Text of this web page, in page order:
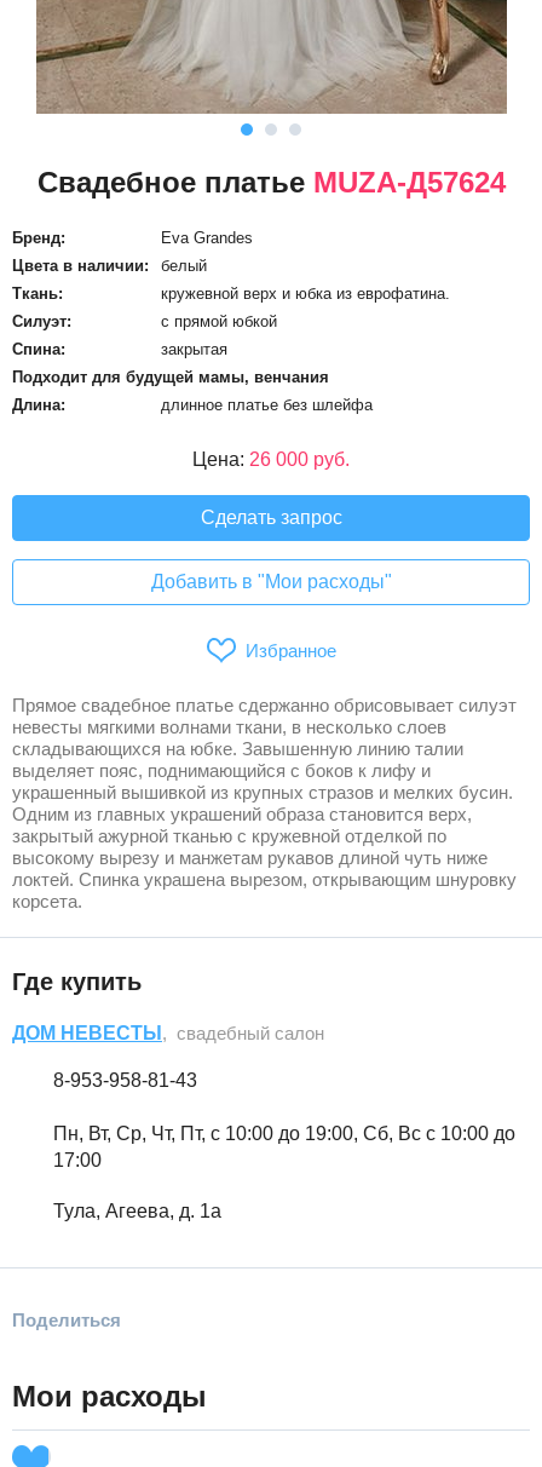
Свадебное платье MUZA-Д57624
Бренд:
Eva Grandes
Цвета в наличии:
белый
Ткань:
кружевной верх и юбка из еврофатина.
Силуэт:
с прямой юбкой
Спина:
закрытая
Подходит для будущей мамы, венчания
Длина:
длинное платье без шлейфа
Цена: 26 000 руб.
Сделать запрос
Добавить в "Мои расходы"
Избранное
Прямое свадебное платье сдержанно обрисовывает силуэт
невесты мягкими волнами ткани, в несколько слоев
складывающихся на юбке. Завышенную линию талии
выделяет пояс, поднимающийся с боков к лифу и
украшенный вышивкой из крупных стразов и мелких бусин.
Одним из главных украшений образа становится верх,
закрытый ажурной тканью с кружевной отделкой по
высокому вырезу и манжетам рукавов длиной чуть ниже
локтей. Спинка украшена вырезом, открывающим шнуровку
корсета.
Где купить
ДОМ НЕВЕСТЫ , свадебный салон
8-953-958-81-43
Пн, Вт, Ср, Чт, Пт, с 10:00 до 19:00, Сб, Вс с 10:00 до
17:00
Тула, Агеева, д. 1а
Поделиться
Мои расходы